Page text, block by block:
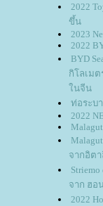
2022
ขึ้น
2023
2022
BYD
กิโลเมต
นจีน
ท่อระบ
2022
จากอิตา
จาก ฮอ
2022